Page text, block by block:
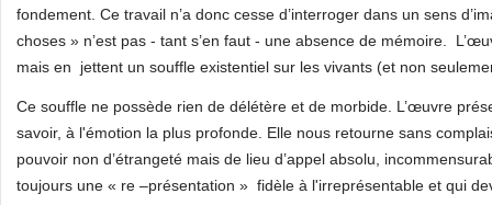
fondement. Ce travail n’a donc cesse d’interroger dans un sens
choses » n’est pas - tant s’en faut - une absence de mémoire.
mais en jettent un souffle existentiel sur les vivants (et non
Ce souffle ne possède rien de délétère et de morbide. L’œuvre
savoir, à l'émotion la plus profonde. Elle nous retourne sans
pouvoir non d’étrangeté mais de lieu d’appel absolu,
toujours une « re –présentation » fidèle à l'irreprésentable et qui